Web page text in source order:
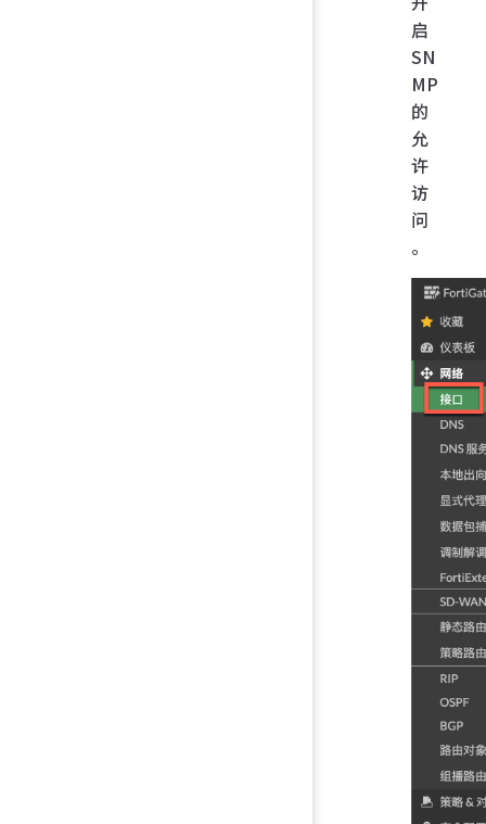
启
SN
MP
的
允
许
访
问
。